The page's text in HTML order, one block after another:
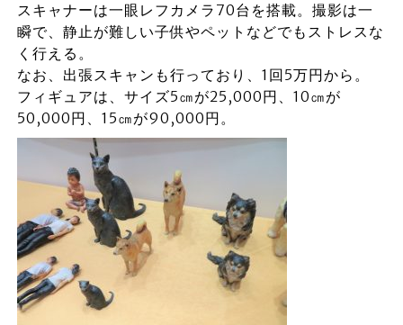
スキャナーは一眼レフカメラ70台を搭載。撮影は一
瞬で、静止が難しい子供やペットなどでもストレスな
く行える。
なお、出張スキャンも行っており、1回5万円から。
フィギュアは、サイズ5㎝が25,000円、10㎝が
50,000円、15㎝が90,000円。